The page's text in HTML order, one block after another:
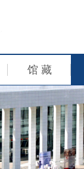
馆 藏